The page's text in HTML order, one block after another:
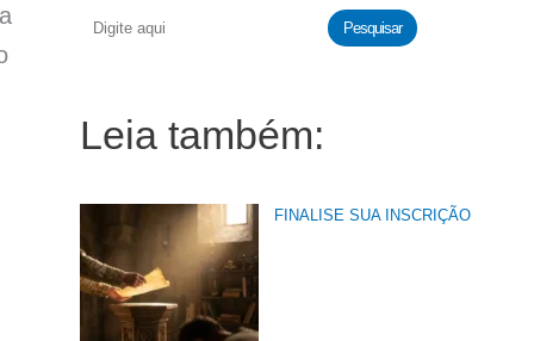
Pesquisar
Leia também:
FINALISE SUA INSCRIÇÃO